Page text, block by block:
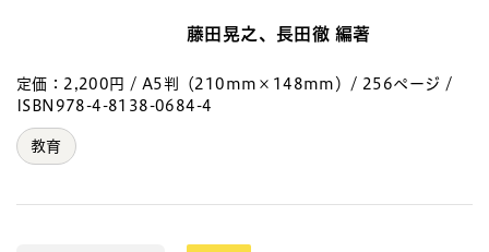
藤田晃之、長田徹 編著
定価：2,200円 / A5判（210mm×148mm）/ 256ページ /
ISBN978-4-8138-0684-4
教育